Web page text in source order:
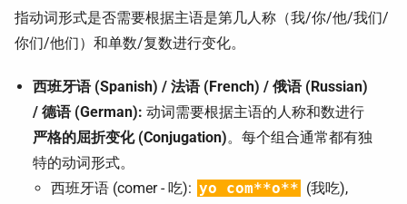
指动词形式是否需要根据主语是第几人称（我/你/他/我们/
你们/他们）和单数/复数进行变化。
西班牙语 (Spanish) / 法语 (French) / 俄语 (Russian)
/ 德语 (German): 动词需要根据主语的人称和数进行
严格的屈折变化 (Conjugation)。每个组合通常都有独
特的动词形式。
西班牙语 (comer - 吃): yo com**o** (我吃),